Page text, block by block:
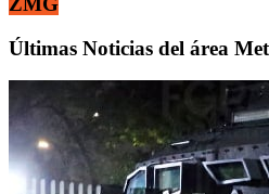
Últimas Noticias del área